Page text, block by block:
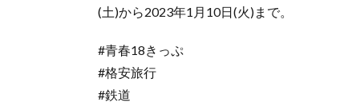
(土)から2023年1月10日(火)まで。
#青春18きっぷ
#格安旅行
#鉄道